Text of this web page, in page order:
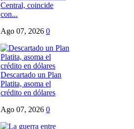
Central, coincide
con...
Ago 07, 2026 0
Descartado un Plan
Platita, asoma el
crédito en dólares
Ago 07, 2026 0